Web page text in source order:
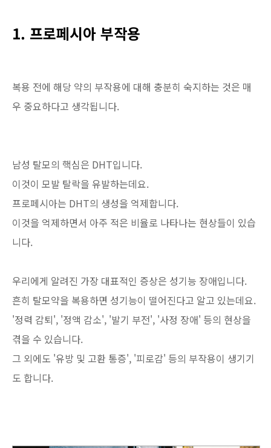
1. 프로페시아 부작용
복용 전에 해당 약의 부작용에 대해 충분히 숙지하는 것은 매
우 중요하다고 생각됩니다.
남성 탈모의 핵심은 DHT입니다.
이것이 모발 탈락을 유발하는데요.
프로페시아는 DHT의 생성을 억제합니다.
이것을 억제하면서 아주 적은 비율로 나타나는 현상들이 있습
니다.
우리에게 알려진 가장 대표적인 증상은 성기능 장애입니다.
흔히 탈모약을 복용하면 성기능이 떨어진다고 알고 있는데요.
'정력 감퇴', '정액 감소', '발기 부전', '사정 장애' 등의 현상을
겪을 수 있습니다.
그 외에도 '유방 및 고환 통증', '피로감' 등의 부작용이 생기기
도 합니다.